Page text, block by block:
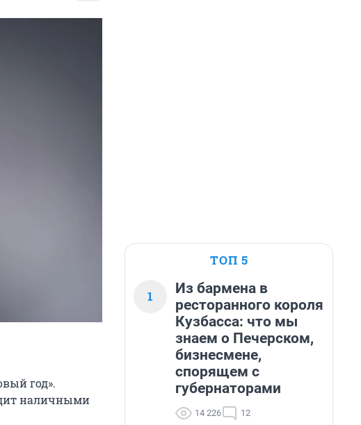
год».
наличными
ТОП 5
1
Из бармена в
ресторанного короля
Кузбасса: что мы
знаем о Печерском,
бизнесмене,
спорящем с
губернаторами
14 226 12